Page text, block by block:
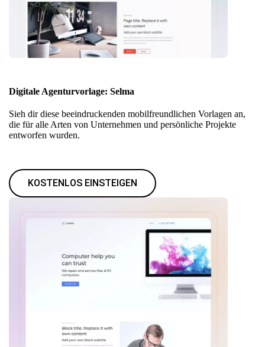
Digitale Agenturvorlage: Selma
Sieh dir diese beeindruckenden mobilfreundlichen Vorlagen an,
die für alle Arten von Unternehmen und persönliche Projekte
entworfen wurden.
KOSTENLOS EINSTEIGEN